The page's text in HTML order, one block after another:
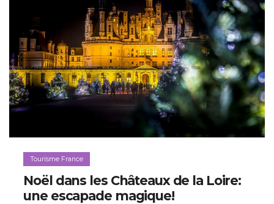
Tourisme France
Noël dans les Châteaux de la Loire:
une escapade magique!